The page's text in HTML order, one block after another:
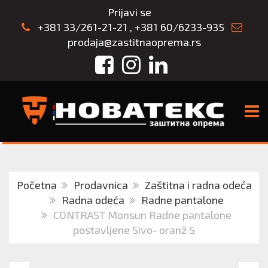
Prijavi se
+381 33/261-21-21 , +381 60/6233-935
prodaja@zastitnaoprema.rs
FacebookInstagram
LinkedIn
Početna Prodavnica
Zaštitna i radna odeća
Radna odeća
Radne pantalone
CONTRAST Monsun Radne pantalone
postavljene Sivo- oranž S